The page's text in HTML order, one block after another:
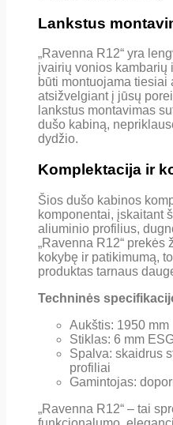
Lankstus
„Ravenna R12“ yra
įvairių vonios kambarių
būti montuojama tiesiai
atsižvelgiant į jūsų
lankstus montavimas
dušo kabiną,
dydžio.
Komplektacija ir
Šios dušo kabinos
komponentai, įskaitant
aliuminio profilius,
„Ravenna R12“ prekės
kokybę ir patikimumą,
produktas tarnaus
Techninės
Aukštis: 1950 mm
Stiklas: 6 mm
Spalva: skaidrus
profiliai
Gamintojas:
„Ravenna R12“ – tai